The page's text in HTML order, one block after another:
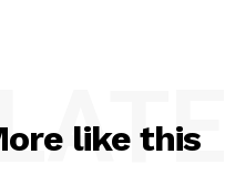
like this